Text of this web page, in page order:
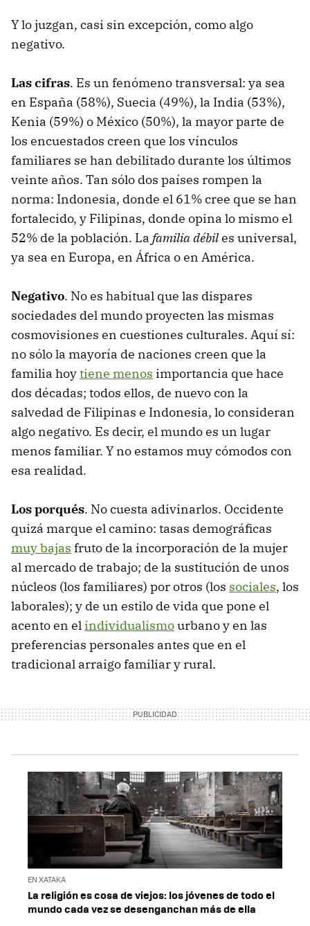
Y lo juzgan, casi sin excepción, como algo
negativo.
Las cifras. Es un fenómeno transversal: ya sea
en España (58%), Suecia (49%), la India (53%),
Kenia (59%) o México (50%), la mayor parte de
los encuestados creen que los vínculos
familiares se han debilitado durante los últimos
veinte años. Tan sólo dos países rompen la
norma: Indonesia, donde el 61% cree que se han
fortalecido, y Filipinas, donde opina lo mismo el
52% de la población. La familia débiles universal,
ya sea en Europa, en África o en América.
Negativo. No es habitual que las dispares
sociedades del mundo proyecten las mismas
cosmovisiones en cuestiones culturales. Aquí sí:
no sólo la mayoría de naciones creen que la
familia hoytiene menos importancia que hace
dos décadas; todos ellos, de nuevo con la
salvedad de Filipinas e Indonesia, lo consideran
algo negativo. Es decir, el mundo es un lugar
menos familiar. Y no estamos muy cómodos con
esa realidad.
Los porqués. No cuesta adivinarlos. Occidente
quizá marque el camino: tasas demográficas
muy bajas fruto de la incorporación de la mujer
al mercado de trabajo; de la sustitución de unos
núcleos (los familiares) por otros (los sociales, los
laborales); y de un estilo de vida que pone el
acento en elindividualismourbano y en las
preferencias personales antes que en el
tradicional arraigo familiar y rural.
EN XATAKA
La religión es cosa de viejos: los jóvenes de todo el
mundo cada vez se desenganchan más de ella